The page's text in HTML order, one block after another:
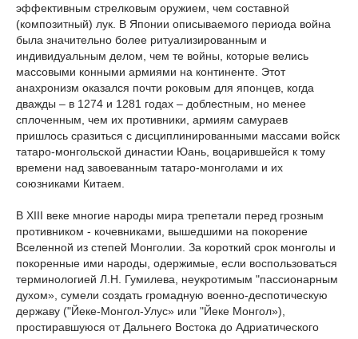
эффективным стрелковым оружием, чем составной
(композитный) лук. В Японии описываемого периода война
была значительно более ритуализированным и
индивидуальным делом, чем те войны, которые велись
массовыми конными армиями на континенте. Этот
анахронизм оказался почти роковым для японцев, когда
дважды – в 1274 и 1281 годах – доблестным, но менее
сплоченным, чем их противники, армиям самураев
пришлось сразиться с дисциплинированными массами войск
татаро-монгольской династии Юань, воцарившейся к тому
времени над завоеванным татаро-монголами и их
союзниками Китаем.
В XIII веке многие народы мира трепетали перед грозным
противником - кочевниками, вышедшими на покорение
Вселенной из степей Монголии. За короткий срок монголы и
покоренные ими народы, одержимые, если воспользоваться
терминологией Л.Н. Гумилева, неукротимым "пассионарным
духом», сумели создать громадную военно-деспотическую
державу ("Йеке-Монгол-Улус» или "Йеке Монгол»),
простиравшуюся от Дальнего Востока до Адриатического